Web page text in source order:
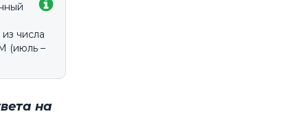
числа
(июль –
на